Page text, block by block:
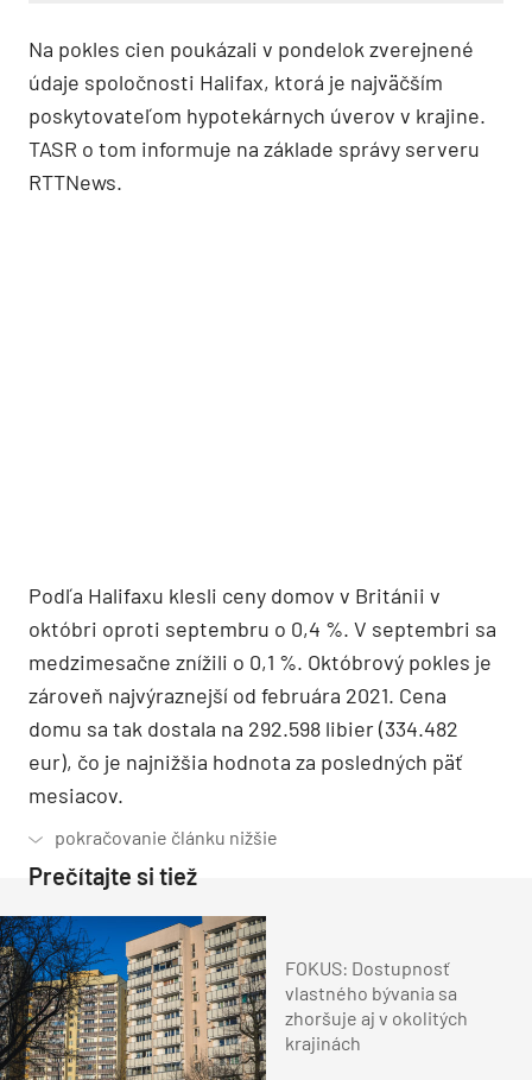
Na pokles cien poukázali v pondelok zverejnené
údaje spoločnosti Halifax, ktorá je najväčším
poskytovateľom hypotekárnych úverov v krajine.
TASR o tom informuje na základe správy serveru
RTTNews.
Podľa Halifaxu klesli ceny domov v Británii v
októbri oproti septembru o 0,4 %. V septembri sa
medzimesačne znížili o 0,1 %. Októbrový pokles je
zároveň najvýraznejší od februára 2021. Cena
domu sa tak dostala na 292.598 libier (334.482
eur), čo je najnižšia hodnota za posledných päť
mesiacov.
Prečítajte si tiež
FOKUS: Dostupnosť
vlastného bývania sa
zhoršuje aj v okolitých
krajinách